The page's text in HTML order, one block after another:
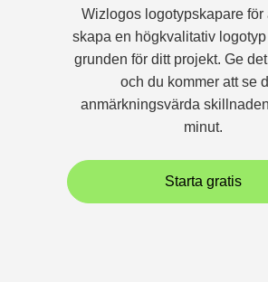
Wizlogos logotypskapare för
skapa en högkvalitativ
grunden för ditt projekt. Ge
och du kommer att se
anmärkningsvärda
minut.
Starta gratis